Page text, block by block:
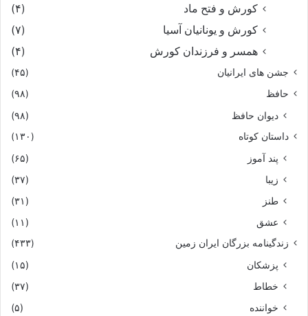
کورش و فتح ماد
(۴)
کورش و یونانیان آسیا
(۷)
همسر و فرزندان کورش
(۴)
جشن های ایرانیان
(۴۵)
حافظ
(۹۸)
دیوان حافظ (۹۸)
داستان کوتاه (۱۳۰)
پند آموز
(۶۵)
زیبا
(۳۷)
طنز
(۳۱)
عشق
(۱۱)
زندگینامه بزرگان ایران زمین (۴۳۳)
پزشکان
(۱۵)
خطاط
(۳۷)
خواننده
(۵)